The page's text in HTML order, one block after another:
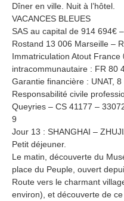
Dîner en ville. Nuit à l’hôtel.
VACANCES BLEUES
SAS au capital de 914 694€
Rostand 13 006 Marseille –
Immatriculation Atout France
intracommunautaire : FR 80
Garantie financière : UNAT,
Responsabilité civile
Queyries – CS 41177 –
9
Jour 13 : SHANGHAI –
Petit déjeuner.
Le matin, découverte du
place du Peuple, ouvert
Route vers le charmant
environ), et découverte de